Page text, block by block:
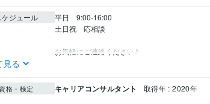
ケジュール
平日　9:00-16:00
土日祝　応相談
お気軽にご連絡ください♪
見る
資格・検定 キャリアコンサルタント 取得年 : 2020年